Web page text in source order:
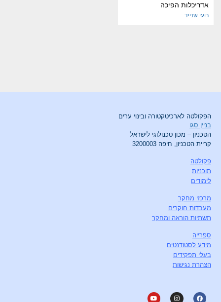
אדריכלות הפיכה
רועי שנייד
הפקולטה לארכיטקטורה ובינוי ערים
בניין סגו
הטכניון – מכון טכנולוגי לישראל
קריית הטכניון, חיפה 3200003
פקולטה
תוכניות
לימודים
מרכזי מחקר
מעבדות חוקרים
תשתיות הוראה ומחקר
ספרייה
מידע לסטודנטים
בעלי תפקידים
הצהרת נגישות